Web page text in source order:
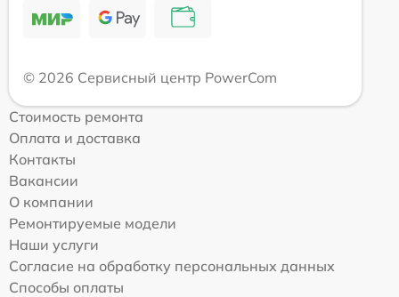
© 2026 Сервисный центр PowerCom
Стоимость ремонта
Оплата и доставка
Контакты
Вакансии
О компании
Ремонтируемые модели
Наши услуги
Согласие на обработку персональных данных
Способы оплаты